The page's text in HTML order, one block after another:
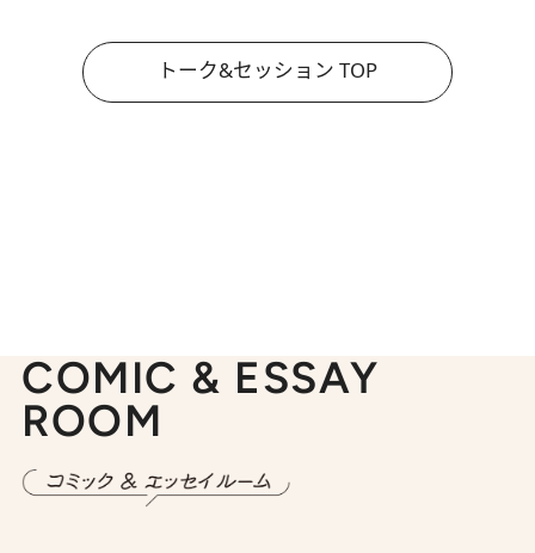
トーク&セッション TOP
COMIC & ESSAY
ROOM